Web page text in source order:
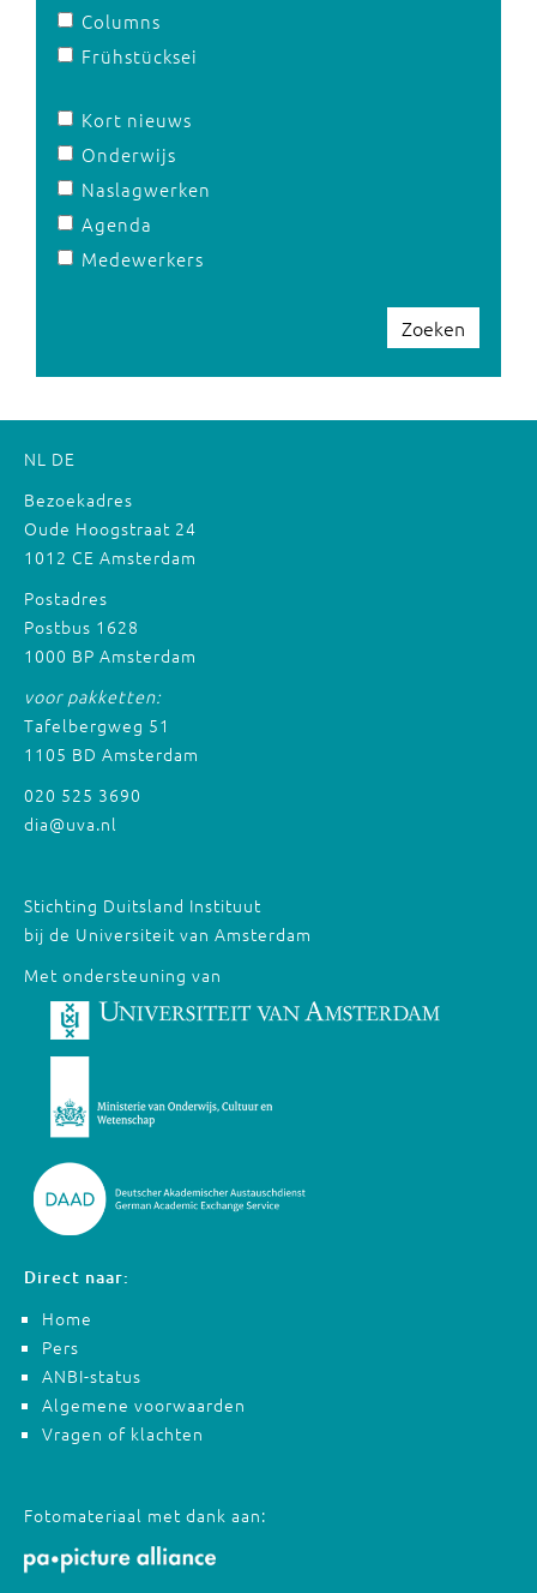
Columns
Frühstücksei
Kort nieuws
Onderwijs
Naslagwerken
Agenda
Medewerkers
Zoeken
NL DE
Bezoekadres
Oude Hoogstraat 24
1012 CE Amsterdam
Postadres
Postbus 1628
1000 BP Amsterdam
voor pakketten:
Tafelbergweg 51
1105 BD Amsterdam
020 525 3690
dia@uva.nl
Stichting Duitsland Instituut
bij de Universiteit van Amsterdam
Met ondersteuning van
Direct naar:
Home
Pers
ANBI-status
Algemene voorwaarden
Vragen of klachten
Fotomateriaal met dank aan: